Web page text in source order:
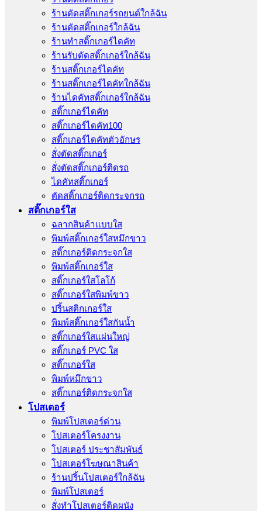
ร้านตัดสติ๊กเกอร์รถยนต์ใกล้ฉัน
ร้านตัดสติ๊กเกอร์ใกล้ฉัน
ร้านทําสติ๊กเกอร์ไดคัท
ร้านรับตัดสติ๊กเกอร์ใกล้ฉัน
ร้านสติ๊กเกอร์ไดคัท
ร้านสติ๊กเกอร์ไดคัทใกล้ฉัน
ร้านไดคัทสติ๊กเกอร์ใกล้ฉัน
สติ๊กเกอร์ไดคัท
สติ๊กเกอร์ไดคัท100
สติ๊กเกอร์ไดคัทตัวอักษร
สั่งตัดสติ๊กเกอร์
สั่งตัดสติ๊กเกอร์ติดรถ
ไดคัทสติ๊กเกอร์
ตัดสติ๊กเกอร์ติดกระจกรถ
สติ๊กเกอร์ใส
ฉลากสินค้าแบบใส
พิมพ์สติ๊กเกอร์ใสหมึกขาว
สติ๊กเกอร์ติดกระจกใส
พิมพ์สติ๊กเกอร์ใส
สติ๊กเกอร์ใสโลโก้
สติ๊กเกอร์ใสพิมพ์ขาว
ปริ้นสติกเกอร์ใส
พิมพ์สติ๊กเกอร์ใสกันน้ำ
สติ๊กเกอร์ใสแผ่นใหญ่
สติ๊กเกอร์ PVC ใส
สติ๊กเกอร์ใส
พิมพ์หมึกขาว
สติ๊กเกอร์ติดกระจกใส
โปสเตอร์
พิมพ์โปสเตอร์ด่วน
โปสเตอร์โครงงาน
โปสเตอร์ ประชาสัมพันธ์
โปสเตอร์โฆษณาสินค้า
ร้านปริ้นโปสเตอร์ใกล้ฉัน
พิมพ์โปสเตอร์
สั่งทําโปสเตอร์ติดผนัง